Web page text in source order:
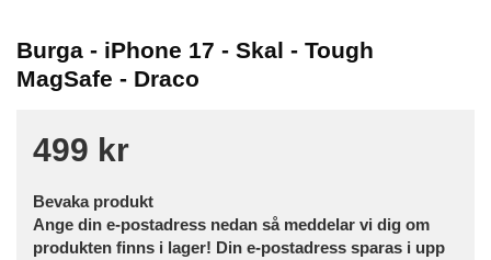
Burga - iPhone 17 - Skal - Tough
MagSafe - Draco
499 kr
Bevaka produkt
Ange din e-postadress nedan så meddelar vi dig om
produkten finns i lager! Din e-postadress sparas i upp